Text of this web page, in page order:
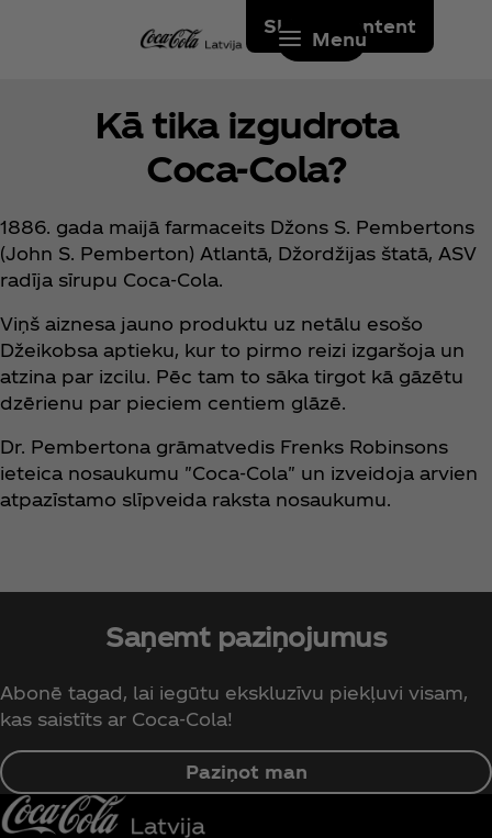
Skip to content
Menu
Kā tika izgudrota
Coca‑Cola?
1886. gada maijā farmaceits Džons S. Pembertons
(John S. Pemberton) Atlantā, Džordžijas štatā, ASV
radīja sīrupu Coca‑Cola.
Viņš aiznesa jauno produktu uz netālu esošo
Džeikobsa aptieku, kur to pirmo reizi izgaršoja un
atzina par izcilu. Pēc tam to sāka tirgot kā gāzētu
dzērienu par pieciem centiem glāzē.
Dr. Pembertona grāmatvedis Frenks Robinsons
ieteica nosaukumu "Coca‑Cola" un izveidoja arvien
atpazīstamo slīpveida raksta nosaukumu.
Saņemt paziņojumus
Abonē tagad, lai iegūtu ekskluzīvu piekļuvi visam,
kas saistīts ar Coca‑Cola!
Paziņot man